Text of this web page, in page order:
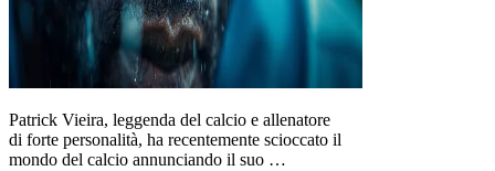
Patrick Vieira, leggenda del calcio e allenatore
di forte personalità, ha recentemente scioccato il
mondo del calcio annunciando il suo …